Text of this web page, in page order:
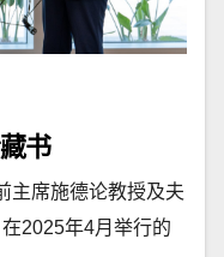
书
主席施德论教授及夫
2025年4月举行的